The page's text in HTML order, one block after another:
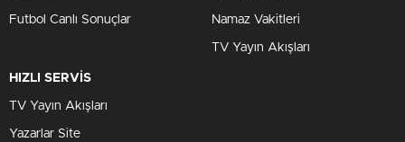
Futbol Canlı Sonuçlar Namaz Vakitleri
TV Yayın Akışları
HIZLI SERVİS
TV Yayın Akışları
Yazarlar Site